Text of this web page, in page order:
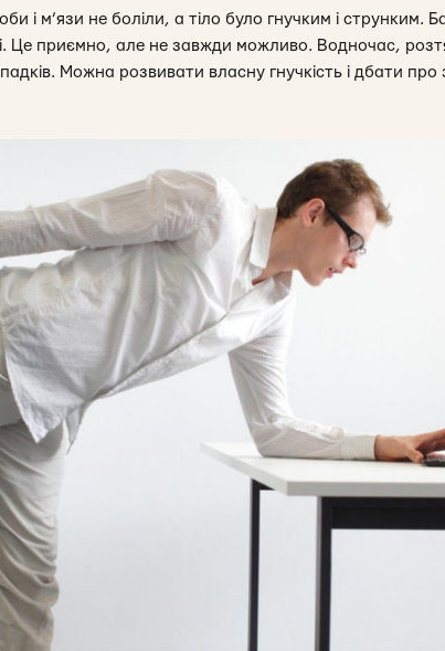
і м’язи не боліли, а тіло було гнучким і струнким.
Це приємно, але не завжди можливо. Водночас,
Можна розвивати власну гнучкість і дбати про